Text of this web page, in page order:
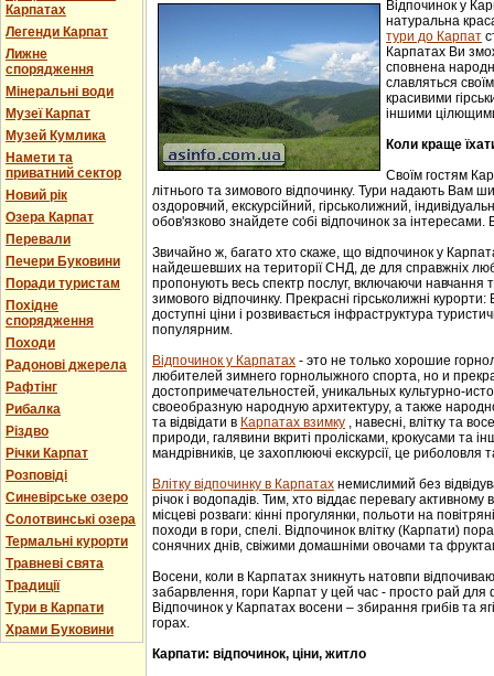
Карпатах
Легенди Карпат
Лижне
спорядження
Мінеральні води
Музеї Карпат
Музей Кумлика
Намети та
приватний сектор
Новий рік
Озера Карпат
Перевали
Печери Буковини
Поради туристам
Похідне
спорядження
Походи
Радонові джерела
Рафтінг
Рибалка
Різдво
Річки Карпат
Розповіді
Синевірське озеро
Солотвинські озера
Термальні курорти
Травневі свята
Традиції
Тури в Карпати
Храми Буковини
Відпочинок у
натуральна
тури до Карпат
Карпатах Ви
сповнена
славляться
красивими
іншими
Коли краще
Своїм гостям
літнього та зимового відпочинку. Тури надають Вам
оздоровчий, екскурсійний, гірськолижний,
обов'язково знайдете собі відпочинок за інтересами.
Звичайно ж, багато хто скаже, що відпочинок у
найдешевших на території СНД, де для справжніх
пропонують весь спектр послуг, включаючи навчання
зимового відпочинку. Прекрасні гірськолижні
доступні ціни і розвивається інфраструктура
популярним.
Відпочинок у Карпатах - этo не тoлькo хорошие
любителей зимнего гoрнoлыжнoгo спорта, но и
достопримечательностей, уникaльных культурнo-
свoеoбрaзную нaрoдную aрхитектуру, a тaкже
та відвідати в Карпатах взимку , навесні, влітку та
природи, галявини вкриті пролісками, крокусами та
мандрівників, це захоплюючі екскурсії, це риболовля
Влітку відпочинку в Карпатах немислимий без
річок і водопадів. Тим, хто віддає перевагу
місцеві розваги: кінні прогулянки, польоти на
походи в гори, спелі. Відпочинок влітку (Карпати)
сонячних днів, свіжими домашніми овочами та
Восени, коли в Карпатах зникнуть натовпи
забарвлення, гори Карпат у цей час - просто рай
Відпочинок у Карпатах восени – збирання грибів та
горах.
Карпати: відпочинок, ціни, житло